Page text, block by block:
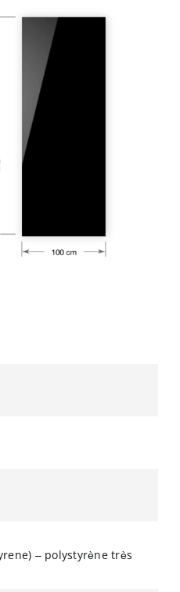
– polystyrène très